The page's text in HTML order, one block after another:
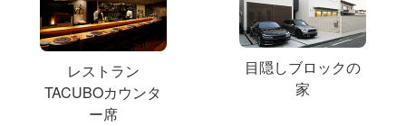
レストラン
TACUBOカウンタ
ー席
目隠しブロックの
家